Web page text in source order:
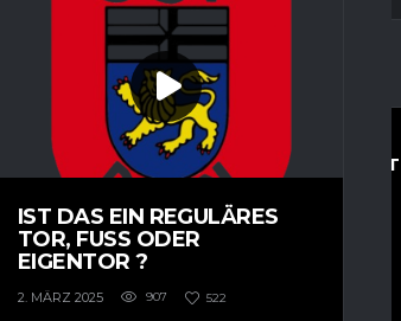
IST DAS EIN REGULÄRES
TOR, FUSS ODER E
IGENTOR ?
2. MÄRZ 2025 907 522
U11 JUNIOREN KLEINFELD REGIONALLIGA
U11